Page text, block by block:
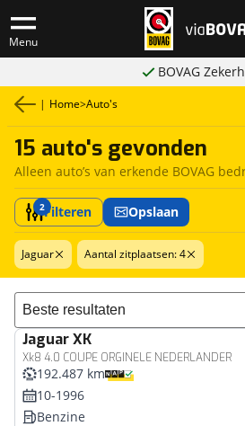
Menu
BOVAG
| Home>Auto's
15 auto's gevonden
Alleen auto’s van erkende BOVAG
2Filteren Opslaan
Jaguar Aantal zitplaatsen: 4
Sorteer resultaten
JaguarXK
Xk8 4.0 COUPE ORGINELE NEDERLANDER
192.487 km
10-1996
Benzine